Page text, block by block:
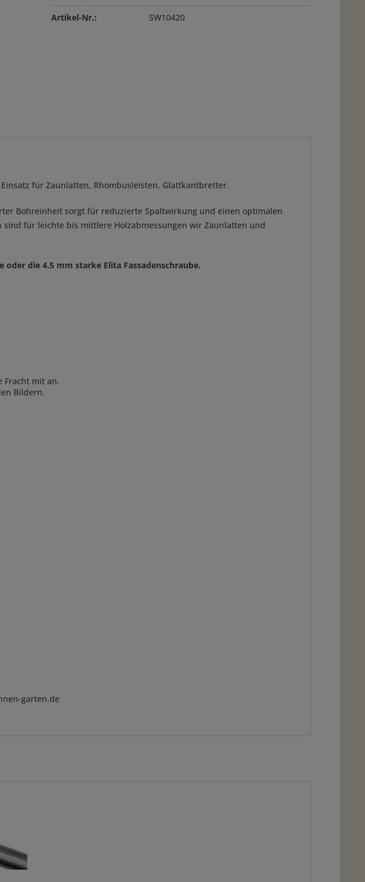
Artikel-Nr.: SW10420
für Zaunlatten, Rhombusleisten, Glattkantbretter.
Bohreinheit sorgt für reduzierte Spaltwirkung und einen optimalen
für leichte bis mittlere Holzabmessungen wir Zaunlatten und
die 4.5 mm starke Elita Fassadenschraube.
Fracht mit an.
Bildern.
garten.de